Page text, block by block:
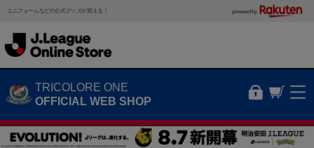
ユニフォームなどの公式グッズが買える！ powered by
TRICOLORE ONE
OFFICIAL WEB SHOP